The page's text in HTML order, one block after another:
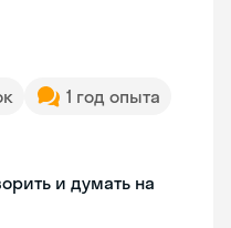
1 год опыта
и думать на